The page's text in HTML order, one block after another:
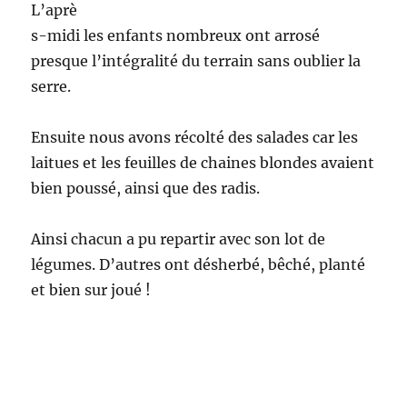
L’aprè
s-midi les enfants nombreux ont arrosé
presque l’intégralité du terrain sans oublier la
serre.
Ensuite nous avons récolté des salades car les
laitues et les feuilles de chaines blondes avaient
bien poussé, ainsi que des radis.
Ainsi chacun a pu repartir avec son lot de
légumes. D’autres ont désherbé, bêché, planté
et bien sur joué !